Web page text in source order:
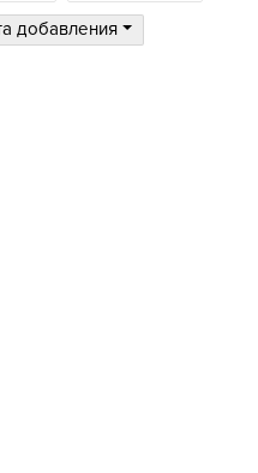
добавления